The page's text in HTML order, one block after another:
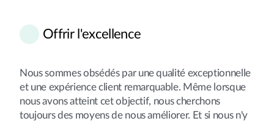
Offrir l'excellence
Nous sommes obsédés par une qualité exceptionnelle
et une expérience client remarquable. Même lorsque
nous avons atteint cet objectif, nous cherchons
toujours des moyens de nous améliorer. Et si nous n'y